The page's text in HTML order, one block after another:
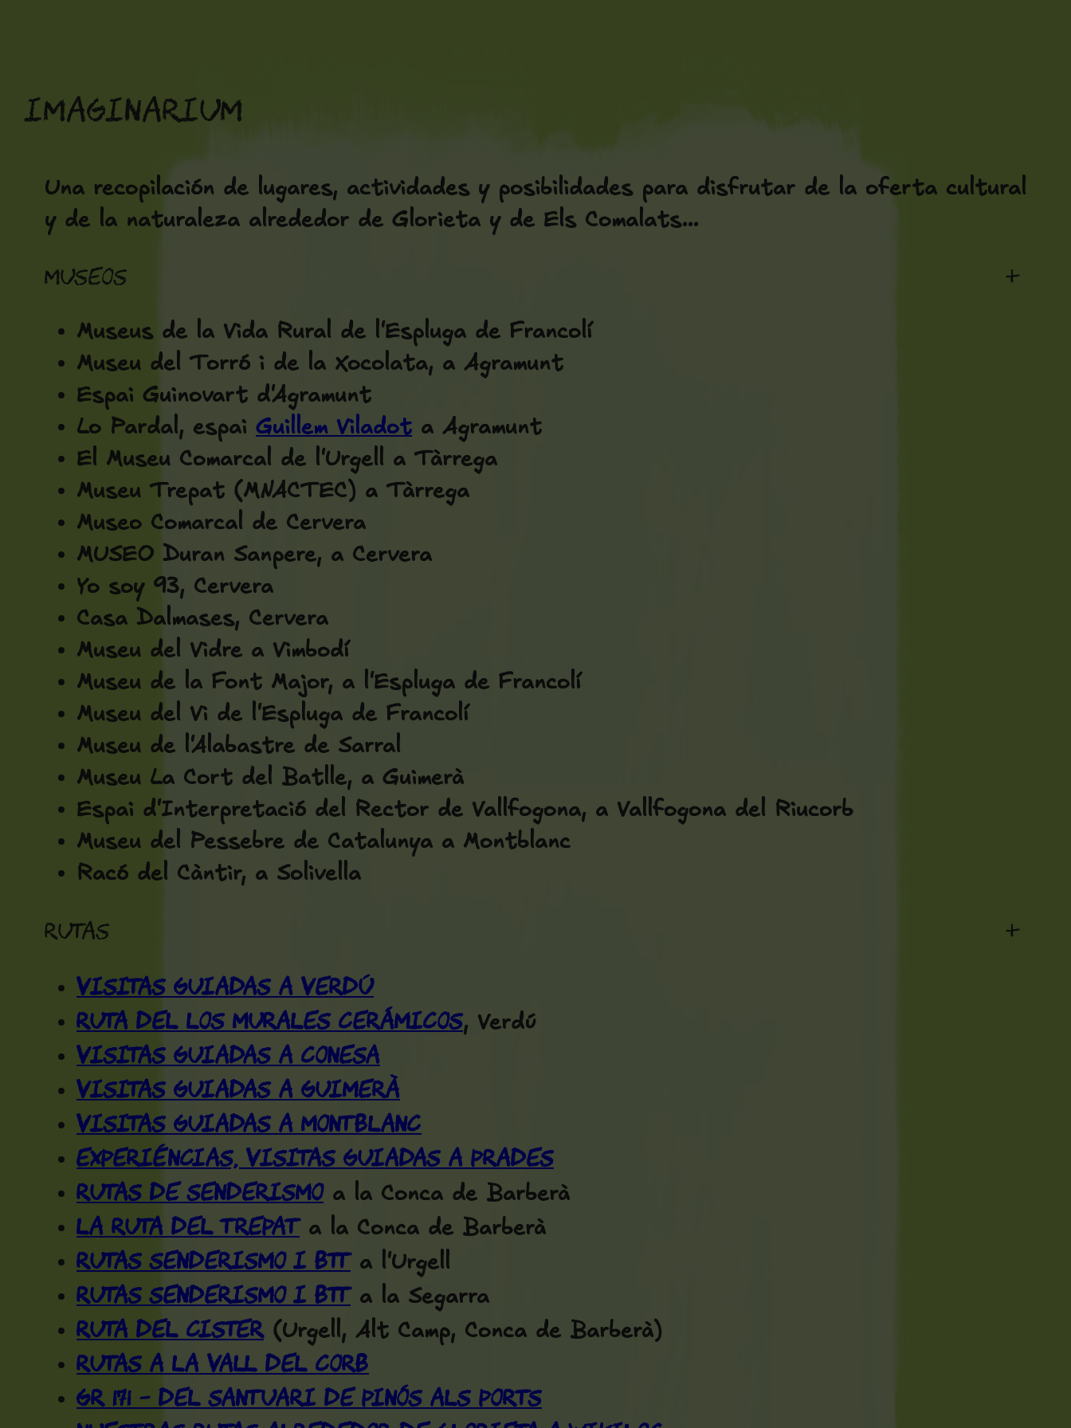
Imaginarium
Una recopilación de lugares, actividades y posibilidades para disfrutar de la oferta cultural
y de la naturaleza alrededor de Glorieta y de Els Comalats...
Museos +
Museus de la Vida Rural de l'Espluga de Francolí
Museu del Torró i de la Xocolata, a Agramunt
Espai Guinovart d'Agramunt
Lo Pardal, espai Guillem Viladot a Agramunt
El Museu Comarcal de l'Urgell a Tàrrega
Museu Trepat (MNACTEC) a Tàrrega
Museo Comarcal de Cervera
MUSEO Duran Sanpere, a Cervera
Yo soy 93, Cervera
Casa Dalmases, Cervera
Museu del Vidre a Vimbodí
Museu de la Font Major, a l'Espluga de Francolí
Museu del Vi de l'Espluga de Francolí
Museu de l'Alabastre de Sarral
Museu La Cort del Batlle, a Guimerà
Espai d'Interpretació del Rector de Vallfogona, a Vallfogona del Riucorb
Museu del Pessebre de Catalunya a Montblanc
Racó del Càntir, a Solivella
Rutas
+
Visitas guiadas a Verdú
Ruta del los Murales Cerámicos, Verdú
Visitas guiadas a Conesa
Visitas guiadas a Guimerà
Visitas guiadas a Montblanc
Experiéncias, visitas guiadas a Prades
Rutas de senderismoa la Conca de Barberà
La Ruta del Trepata la Conca de Barberà
Rutas senderismo i BTTa l'Urgell
Rutas senderismo i BTTa la Segarra
Ruta del Cister(Urgell, Alt Camp, Conca de Barberà)
Rutas a la Vall del Corb
GR 171 – Del Santuari de Pinós als Ports